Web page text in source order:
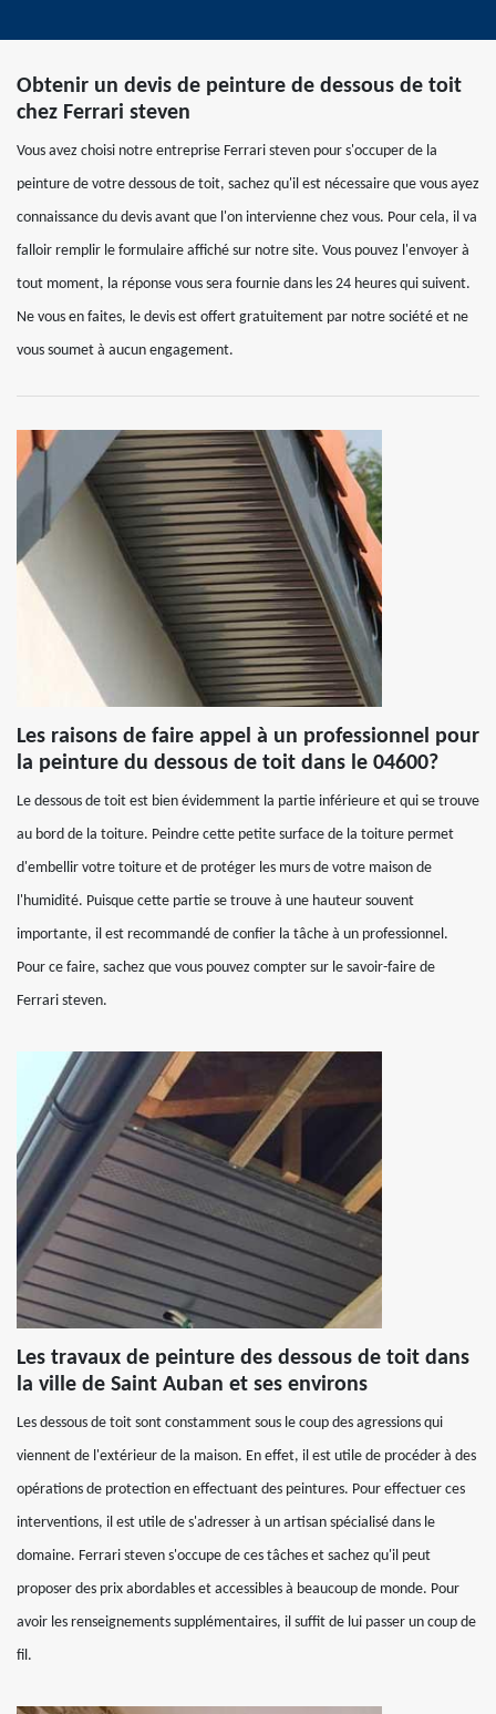
Obtenir un devis de peinture de dessous de toit
chez Ferrari steven
Vous avez choisi notre entreprise Ferrari steven pour s'occuper de la
peinture de votre dessous de toit, sachez qu'il est nécessaire que vous ayez
connaissance du devis avant que l'on intervienne chez vous. Pour cela, il va
falloir remplir le formulaire affiché sur notre site. Vous pouvez l'envoyer à
tout moment, la réponse vous sera fournie dans les 24 heures qui suivent.
Ne vous en faites, le devis est offert gratuitement par notre société et ne
vous soumet à aucun engagement.
Les raisons de faire appel à un professionnel pour
la peinture du dessous de toit dans le 04600?
Le dessous de toit est bien évidemment la partie inférieure et qui se trouve
au bord de la toiture. Peindre cette petite surface de la toiture permet
d'embellir votre toiture et de protéger les murs de votre maison de
l'humidité. Puisque cette partie se trouve à une hauteur souvent
importante, il est recommandé de confier la tâche à un professionnel.
Pour ce faire, sachez que vous pouvez compter sur le savoir-faire de
Ferrari steven.
Les travaux de peinture des dessous de toit dans
la ville de Saint Auban et ses environs
Les dessous de toit sont constamment sous le coup des agressions qui
viennent de l'extérieur de la maison. En effet, il est utile de procéder à des
opérations de protection en effectuant des peintures. Pour effectuer ces
interventions, il est utile de s'adresser à un artisan spécialisé dans le
domaine. Ferrari steven s'occupe de ces tâches et sachez qu'il peut
proposer des prix abordables et accessibles à beaucoup de monde. Pour
avoir les renseignements supplémentaires, il suffit de lui passer un coup de
fil.